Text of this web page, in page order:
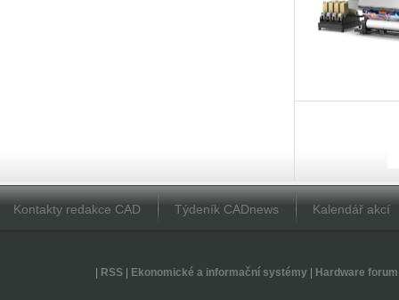
Kontakty redakce CAD Týdeník CADnews Kalendář akcí
RSS| Ekonomické a informační systémy| Hardware forum